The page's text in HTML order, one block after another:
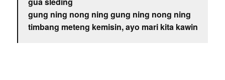
gung ning nong ning gung ning nong ning
timbang meteng kemisin, ayo mari kita kawin